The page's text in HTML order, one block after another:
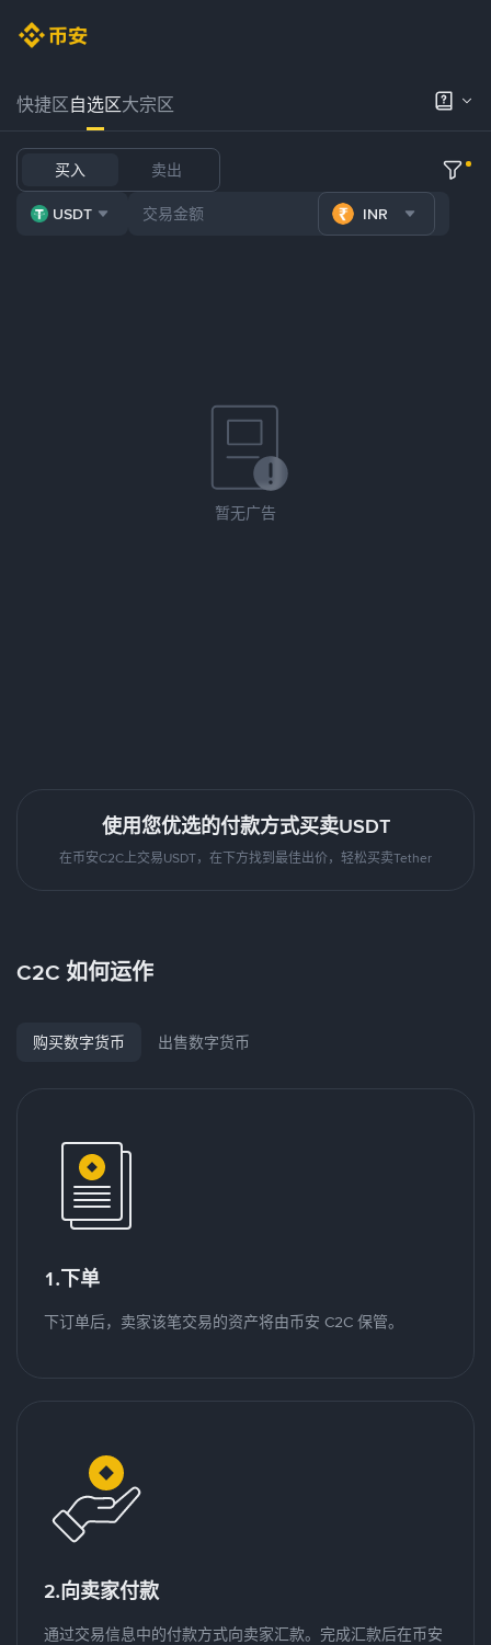
快捷区自选区大宗区
买入 卖出
USDT INR
暂无广告
使用您优选的付款方式买卖USDT
在币安C2C上交易USDT，在下方找到最佳出价，轻松买卖Tether
C2C 如何运作
购买数字货币 出售数字货币
1.下单
下订单后，卖家该笔交易的资产将由币安 C2C 保管。
2.向卖家付款
通过交易信息中的付款方式向卖家汇款。完成汇款后在币安